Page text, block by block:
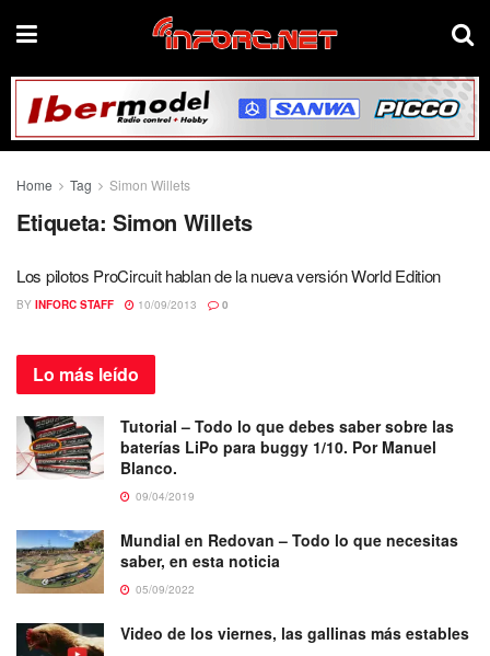
Home Tag Simon Willets
Etiqueta: Simon Willets
Los pilotos ProCircuit hablan de la nueva versión World Edition
BY INFORC STAFF 10/09/2013 0
Lo más leído
Tutorial – Todo lo que debes saber sobre las
baterías LiPo para buggy 1/10. Por Manuel
Blanco.
09/04/2019
Mundial en Redovan – Todo lo que necesitas
saber, en esta noticia
05/09/2022
Video de los viernes, las gallinas más estables